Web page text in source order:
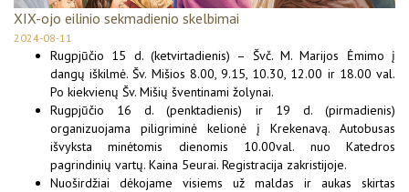
XIX-ojo eilinio sekmadienio skelbimai
2024-08-11
Rugpjūčio 15 d. (ketvirtadienis) – Švč. M. Marijos Ėmimo į
dangų iškilmė. Šv. Mišios 8.00, 9.15, 10.30, 12.00 ir 18.00 val.
Po kiekvienų Šv. Mišių šventinami žolynai.
Rugpjūčio 16 d. (penktadienis) ir 19 d. (pirmadienis)
organizuojama piligriminė kelionė į Krekenavą. Autobusas
išvyksta minėtomis dienomis 10.00val. nuo Katedros
pagrindinių vartų. Kaina 5eurai. Registracija zakristijoje.
Nuoširdžiai dėkojame visiems už maldas ir aukas skirtas